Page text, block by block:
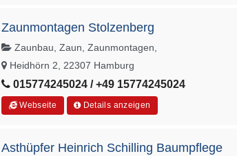
Zaunmontagen Stolzenberg
Zaunbau, Zaun, Zaunmontagen,
Heidhörn 2, 22307 Hamburg
015774245024 / +49 15774245024
Webseite Details anzeigen
Asthüpfer Heinrich Schilling Baumpflege